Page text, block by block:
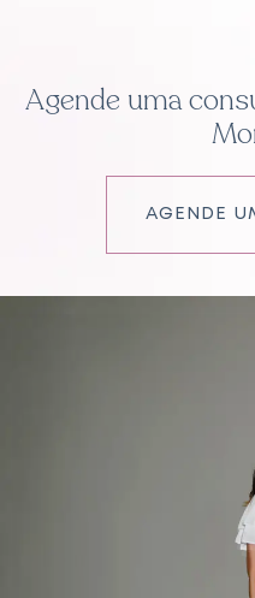
Agende uma
AGENDE